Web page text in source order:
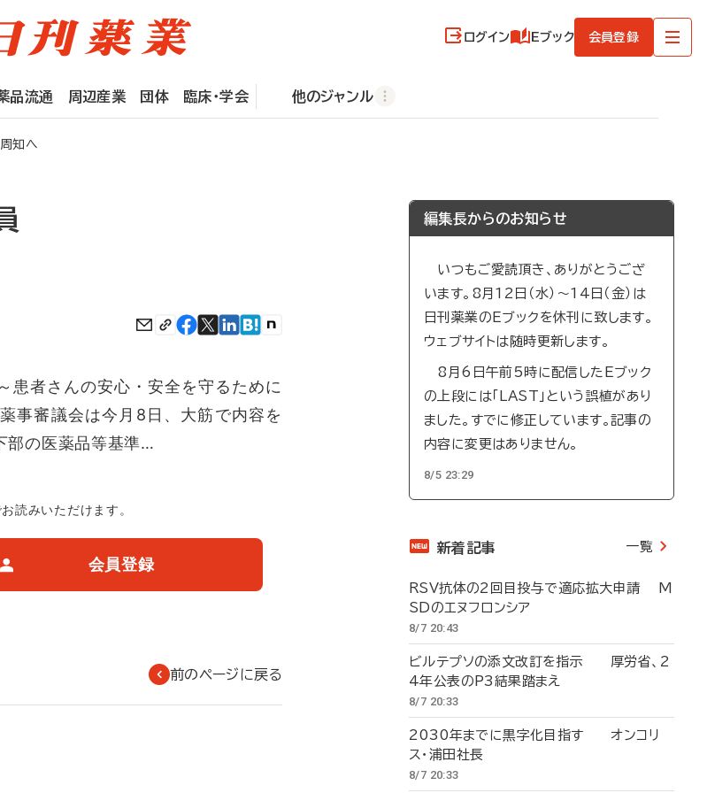
ログイン Eブック 会員登録
品流通 周辺産業 団体 臨床・学会 他のジャンル
知へ
者さんの安心・安全を守るために
事審議会は今月8日、大筋で内容を
部の医薬品等基準…
読みいただけます。
会員登録
前のページに戻る
編集長からのお知らせ
いつもご愛読頂き、ありがとうござ
います。8月12日（水）～14日（金）は
日刊薬業のEブックを休刊に致します。
ウェブサイトは随時更新します。
8月6日午前5時に配信したEブック
の上段には「LAST」という誤植があり
ました。すでに修正しています。記事の
内容に変更はありません。
8/5 23:29
新着記事 一覧
RSV抗体の2回目投与で適応拡大申請 M
SDのエヌフロンシア
8/7 20:43
ビルテプソの添文改訂を指示 厚労省、2
4年公表のP3結果踏まえ
8/7 20:33
2030年までに黒字化目指す オンコリ
ス・浦田社長
8/7 20:33